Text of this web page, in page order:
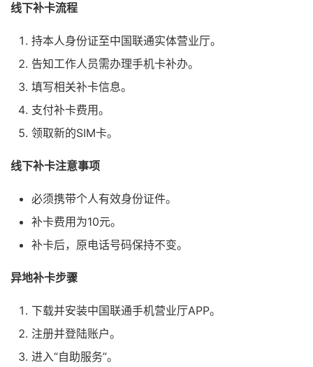
线下补卡流程
持本人身份证至中国联通实体营业厅。
告知工作人员需办理手机卡补办。
填写相关补卡信息。
支付补卡费用。
领取新的SIM卡。
线下补卡注意事项
必须携带个人有效身份证件。
补卡费用为10元。
补卡后，原电话号码保持不变。
异地补卡步骤
下载并安装中国联通手机营业厅APP。
注册并登陆账户。
进入“自助服务”。